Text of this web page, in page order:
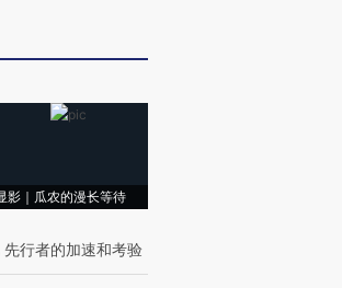
影｜瓜农的漫长等待
行者的加速和考验